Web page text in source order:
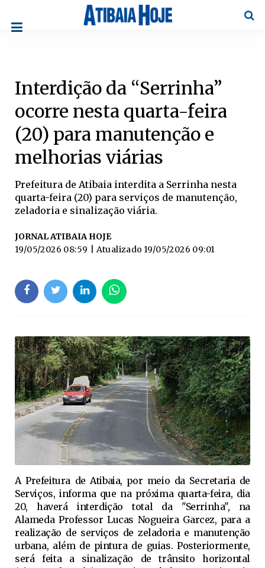
Interdição da “Serrinha”
ocorre nesta quarta-feira
(20) para manutenção e
melhorias viárias
Prefeitura de Atibaia interdita a Serrinha nesta
quarta-feira (20) para serviços de manutenção,
zeladoria e sinalização viária.
JORNAL ATIBAIA HOJE
19/05/2026 08:59
| Atualizado 19/05/2026 09:01
A Prefeitura de Atibaia, por meio da Secretaria de
Serviços, informa que na próxima quarta-feira, dia
20, haverá interdição total da "Serrinha", na
Alameda Professor Lucas Nogueira Garcez, para a
realização de serviços de zeladoria e manutenção
urbana, além de pintura de guias. Posteriormente,
será feita a sinalização de trânsito horizontal